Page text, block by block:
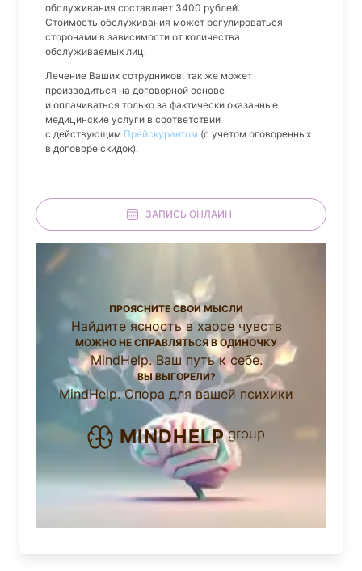
обслуживания составляет 3400 рублей.
Стоимость обслуживания может регулироваться
сторонами в зависимости от количества
обслуживаемых лиц.
Лечение Ваших сотрудников, так же может
производиться на договорной основе
и оплачиваться только за фактически оказанные
медицинские услуги в соответствии
с действующим Прейскурантом (с учетом оговоренных
в договоре скидок).
ЗАПИСЬ ОНЛАЙН
ПРОЯСНИТЕ СВОИ МЫСЛИ
Найдите ясность в хаосе чувств
МОЖНО НЕ СПРАВЛЯТЬСЯ В ОДИНОЧКУ
MindHelp. Ваш путь к себе.
ВЫ ВЫГОРЕЛИ?
MindHelp. Опора для вашей психики
MINDHELP group